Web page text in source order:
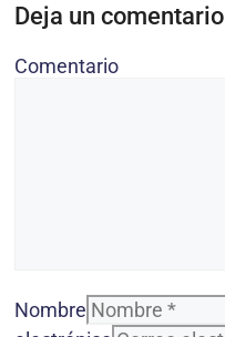
Deja un comentario
Comentario
Nombre